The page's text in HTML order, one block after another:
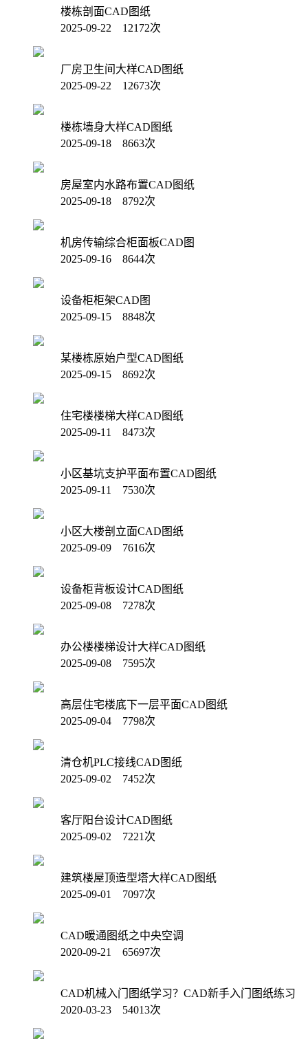
楼栋剖面CAD图纸
2025-09-22 12172次
厂房卫生间大样CAD图纸
2025-09-22 12673次
楼栋墙身大样CAD图纸
2025-09-18 8663次
房屋室内水路布置CAD图纸
2025-09-18 8792次
机房传输综合柜面板CAD图
2025-09-16 8644次
设备柜柜架CAD图
2025-09-15 8848次
某楼栋原始户型CAD图纸
2025-09-15 8692次
住宅楼楼梯大样CAD图纸
2025-09-11 8473次
小区基坑支护平面布置CAD图纸
2025-09-11 7530次
小区大楼剖立面CAD图纸
2025-09-09 7616次
设备柜背板设计CAD图纸
2025-09-08 7278次
办公楼楼梯设计大样CAD图纸
2025-09-08 7595次
高层住宅楼底下一层平面CAD图纸
2025-09-04 7798次
清仓机PLC接线CAD图纸
2025-09-02 7452次
客厅阳台设计CAD图纸
2025-09-02 7221次
建筑楼屋顶造型塔大样CAD图纸
2025-09-01 7097次
CAD暖通图纸之中央空调
2020-09-21 65697次
CAD机械入门图纸学习？CAD新手入门图纸练习
2020-03-23 54013次